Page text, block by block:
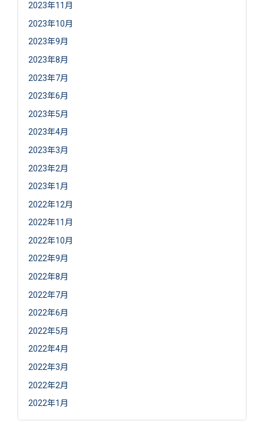
2023年11月
2023年10月
2023年9月
2023年8月
2023年7月
2023年6月
2023年5月
2023年4月
2023年3月
2023年2月
2023年1月
2022年12月
2022年11月
2022年10月
2022年9月
2022年8月
2022年7月
2022年6月
2022年5月
2022年4月
2022年3月
2022年2月
2022年1月